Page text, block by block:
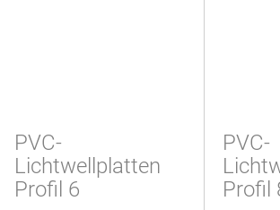
PVC-
Lichtwellplatten
Profil 6
PVC-
Profil